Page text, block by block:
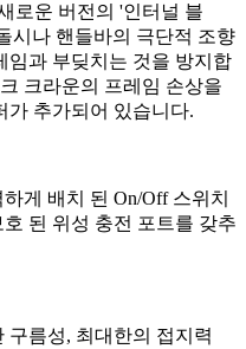
로운 버전의 '인터널 블
시나 핸들바의 극단적 조향
임과 부딪치는 것을 방지합
크라운의 프레임 손상을
가 추가되어 있습니다.
게 배치 된 On/Off 스위치
된 위성 충전 포트를 갖추
구름성, 최대한의 접지력